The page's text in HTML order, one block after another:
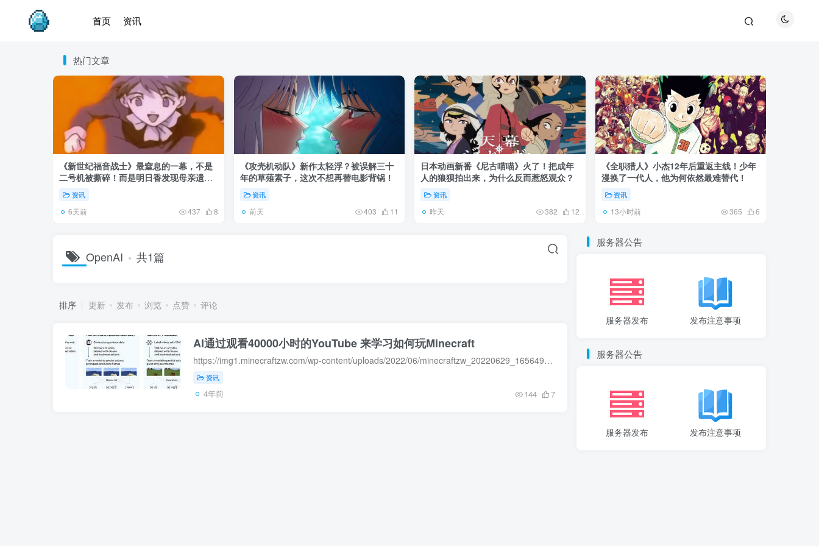
首页 资讯
热门文章
《新世纪福音战士》最窒息的一幕，不是
二号机被撕碎！而是明日香发现母亲遗
体！资讯
6天前 437 8
《攻壳机动队》新作太轻浮？被误解三十
年的草薙素子，这次不想再替电影背锅！
资讯
前天 403 11
日本动画新番《尼古喵喵》火了！把成年
人的狼狈拍出来，为什么反而惹怒观众？
资讯
昨天 382 12
《全职猎人》小杰12年后重返主线！少年
漫换了一代人，他为何依然最难替代！
资讯
13小时前 365 6
OpenAI 共1篇
排序 更新 发布 浏览 点赞 评论
AI通过观看40000小时的YouTube 来学习如何玩Minecraft
https://img1.minecraftzw.com/wp-content/uploads/2022/06/minecraftzw_20220629_1656499302.mp4 OpenAI的最新AI通过观看40,000小时的YouTube来学习玩Minecraft。 该公司专门研究人工智能，开...
资讯
4年前 144 7
服务器公告
服务器发布 发布注意事项
服务器公告
服务器发布 发布注意事项